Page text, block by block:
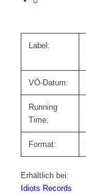
Label:
VÖ-Datum:
Running
Time:
Format:
Erhältlich bei:
Idiots Records